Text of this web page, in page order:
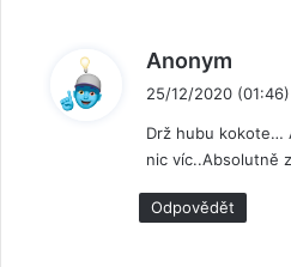
Anonym
s
a
l
:
25/12/2020 (01:46)
Drž hubu kokote…
nic víc..Absolutně
Odpovědět